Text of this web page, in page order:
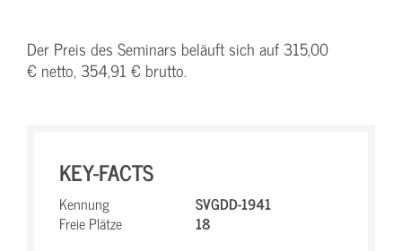
Der Preis des Seminars beläuft sich auf 315,00
€ netto, 354,91 € brutto.
KEY-FACTS
Kennung
SVGDD-1941
Freie Plätze
18